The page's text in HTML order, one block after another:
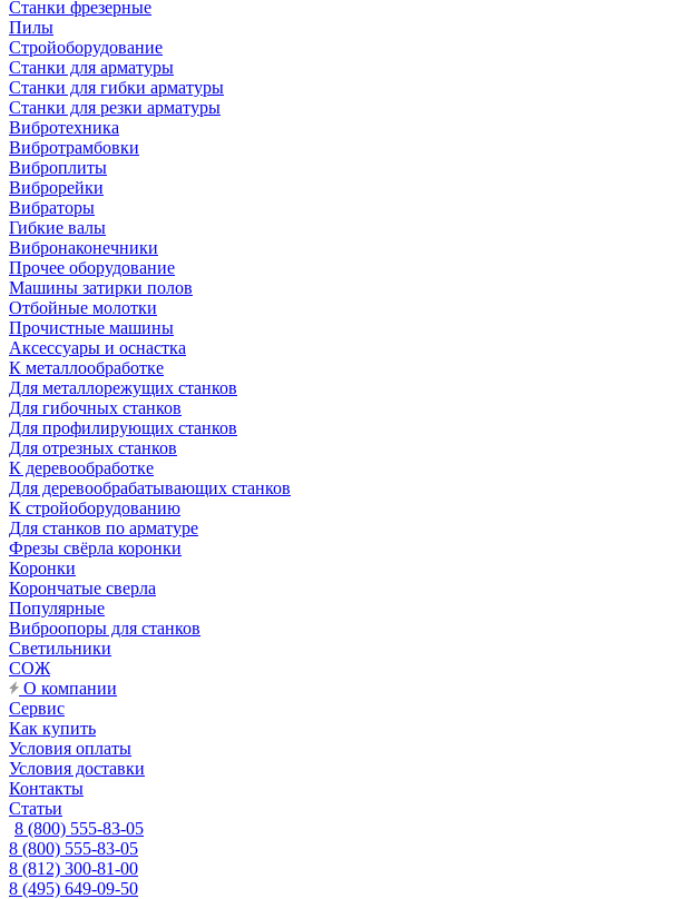
Станки фрезерные
Пилы
Стройоборудование
Станки для арматуры
Станки для гибки арматуры
Станки для резки арматуры
Вибротехника
Вибротрамбовки
Виброплиты
Виброрейки
Вибраторы
Гибкие валы
Вибронаконечники
Прочее оборудование
Машины затирки полов
Отбойные молотки
Прочистные машины
Аксeccyapы и оснастка
К металлообработке
Для металлорежущих станков
Для гибочных станков
Для профилирующих станков
Для отрезных станков
К деревообработке
Для деревообрабатывающих станков
К стройоборудованию
Для станков по арматуре
Фрезы свёрла коронки
Коронки
Корончатые сверла
Популярные
Виброопоры для станков
Светильники
СОЖ
О компании
Сервис
Как купить
Условия оплаты
Условия доставки
Контакты
Статьи
8 (800) 555-83-05
8 (800) 555-83-05
8 (812) 300-81-00
8 (495) 649-09-50